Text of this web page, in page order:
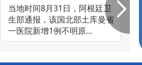
当地时间8月31日，阿根廷卫
生部通报，该国北部土库曼省
一医院新增1例不明原...